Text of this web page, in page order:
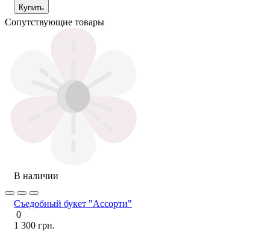
Купить
Сопутствующие товары
В наличии
Съедобный букет "Ассорти"
0
1 300 грн.